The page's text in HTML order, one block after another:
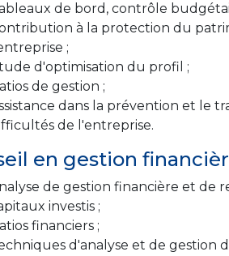
de bord, contrôle
à la protection du
;
d'optimisation du profil ;
de gestion ;
dans la prévention et le
de l'entreprise.
en gestion
de gestion financière et de
investis ;
financiers ;
d'analyse et de gestion